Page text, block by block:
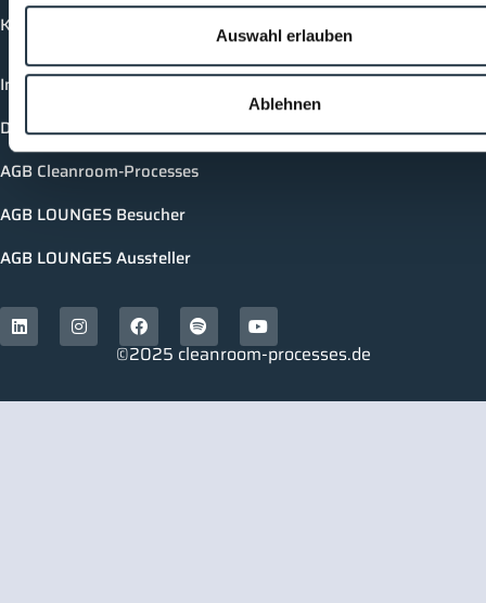
Auswahl erlauben
Ablehnen
Kontakt
Impressum
Datenschutzerklärung
AGB Cleanroom-Processes
AGB LOUNGES Besucher
AGB LOUNGES Aussteller
©2025 cleanroom-processes.de